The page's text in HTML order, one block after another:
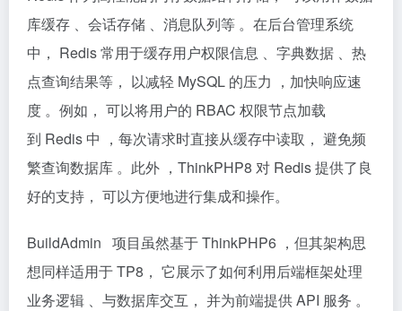
库缓存 、会话存储 、消息队列等 。在后台管理系统
中， Redis 常用于缓存用户权限信息 、字典数据 、热
点查询结果等， 以减轻 MySQL 的压力 ，加快响应速
度 。例如， 可以将用户的 RBAC 权限节点加载
到 Redis 中 ，每次请求时直接从缓存中读取， 避免频
繁查询数据库 。此外 ，ThinkPHP8 对 Redis 提供了良
好的支持， 可以方便地进行集成和操作。
BuildAdmin 项目虽然基于 ThinkPHP6 ，但其架构思
想同样适用于 TP8， 它展示了如何利用后端框架处理
业务逻辑 、与数据库交互， 并为前端提供 API 服务 。